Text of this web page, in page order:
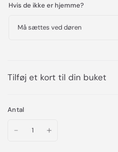
Hvis de ikke er hjemme?
Tilføj et kort til din buket
Antal